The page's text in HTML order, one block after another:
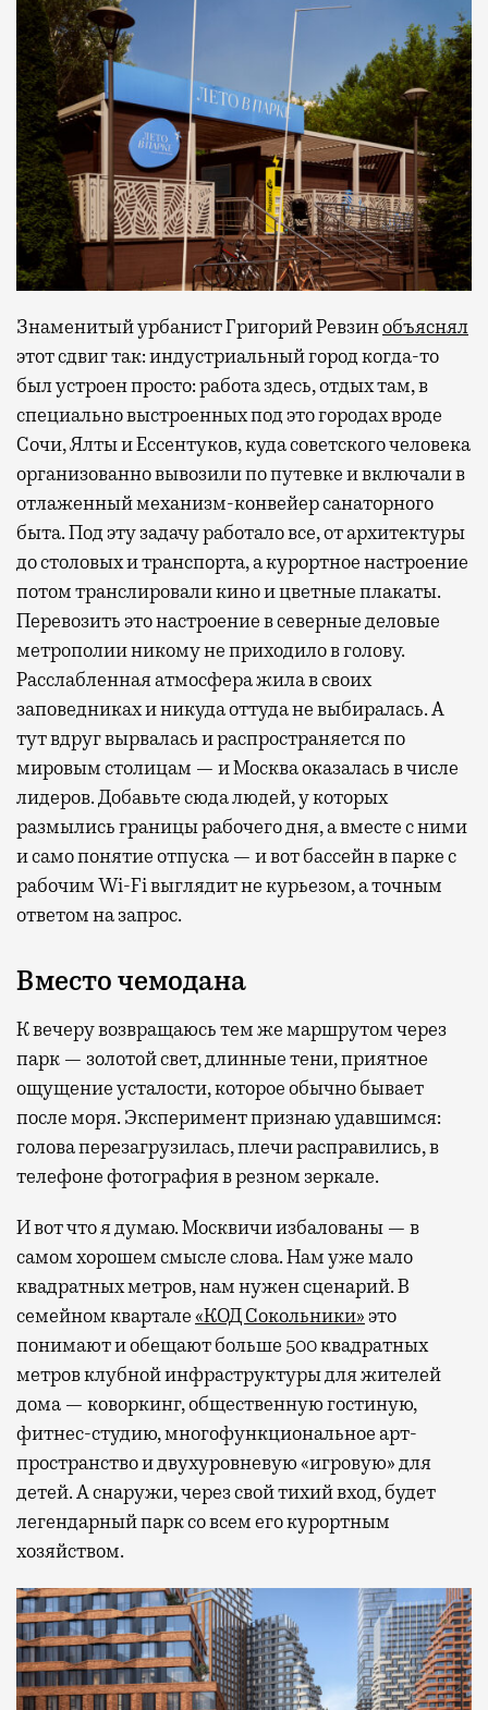
Знаменитый урбанист Григорий Ревзинобъяснял
этот сдвиг так: индустриальный город когда-то
был устроен просто: работа здесь, отдых там, в
специально выстроенных под это городах вроде
Сочи, Ялты и Ессентуков, куда советского человека
организованно вывозили по путевке и включали в
отлаженный механизм-конвейер санаторного
быта. Под эту задачу работало все, от архитектуры
до столовых и транспорта, а курортное настроение
потом транслировали кино и цветные плакаты.
Перевозить это настроение в северные деловые
метрополии никому не приходило в голову.
Расслабленная атмосфера жила в своих
заповедниках и никуда оттуда не выбиралась. А
тут вдруг вырвалась и распространяется по
мировым столицам — и Москва оказалась в числе
лидеров. Добавьте сюда людей, у которых
размылись границы рабочего дня, а вместе с ними
и само понятие отпуска — и вот бассейн в парке с
рабочим Wi-Fi выглядит не курьезом, а точным
ответом на запрос.
Вместо чемодана
К вечеру возвращаюсь тем же маршрутом через
парк — золотой свет, длинные тени, приятное
ощущение усталости, которое обычно бывает
после моря. Эксперимент признаю удавшимся:
голова перезагрузилась, плечи расправились, в
телефоне фотография в резном зеркале.
И вот что я думаю. Москвичи избалованы — в
самом хорошем смысле слова. Нам уже мало
квадратных метров, нам нужен сценарий. В
семейном квартале«КОД Сокольники»это
понимают и обещают больше 500 квадратных
метров клубной инфраструктуры для жителей
дома — коворкинг, общественную гостиную,
фитнес-студию, многофункциональное арт-
пространство и двухуровневую «игровую» для
детей. А снаружи, через свой тихий вход, будет
легендарный парк со всем его курортным
хозяйством.